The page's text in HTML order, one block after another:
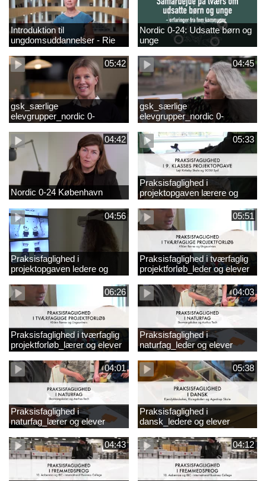
Introduktion til
ungdomsuddannelser - Rie
Thomsen
Nordic 0-24: Udsatte børn og
unge
05:42
gsk_særlige
elevgrupper_nordic 0-
24_frederikshavn
04:45
gsk_særlige
elevgrupper_nordic 0-
24_tønder
04:42
Nordic 0-24 København
05:33
Praksisfaglighed i
projektopgaven lærere og
elever
04:56
Praksisfaglighed i
projektopgaven ledere og
elever
05:51
Praksisfaglighed i tværfaglig
projektforløb_leder og elever
06:26
Praksisfaglighed i tværfaglig
projektforløb_lærer og elever
04:03
Praksisfaglighed i
naturfag_leder og elever
04:01
Praksisfaglighed i
naturfag_lærer og elever
05:38
Praksisfaglighed i
dansk_ledere og elever
04:43 04:12